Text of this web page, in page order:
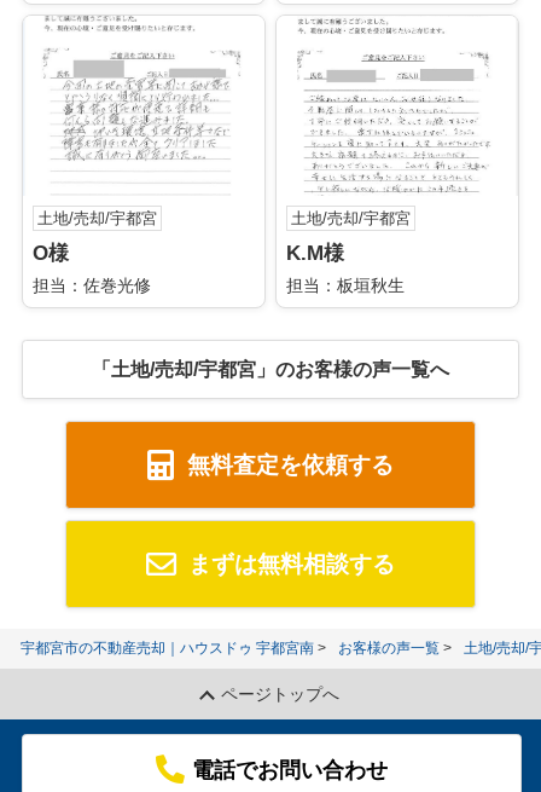
土地/売却/宇都宮
O様
担当：佐巻光修
土地/売却/宇都宮
K.M様
担当：板垣秋生
「土地/売却/宇都宮」のお客様の声一覧へ
無料査定を依頼する
まずは無料相談する
宇都宮市の不動産売却｜ハウスドゥ 宇都宮南 お客様の声一覧 土地/売却/
ページトップへ
電話でお問い合わせ